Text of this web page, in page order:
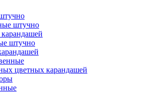
штучно
штучно
цветных карандашей